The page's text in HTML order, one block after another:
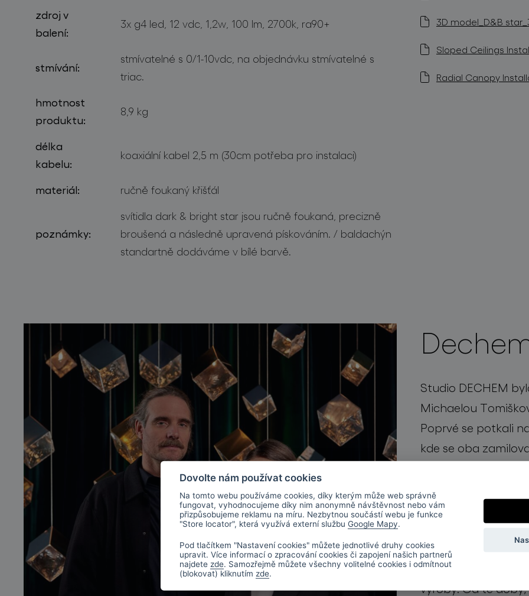
zdroj v
balení:
3x g4 led, 12 vdc, 1,2w, 100 lm, 2700k, ra90+
stmívání:
stmívatelné s 0/1-10vdc, na objednávku stmívatelné s
triac.
hmotnost
produktu:
8,9 kg
délka
kabelu:
koaxiální kabel 2,5 m (30cm potřeba pro instalaci)
materiál: ručně foukaný křišťál
poznámky:
svítidla dark & bright star jsou ručně foukaná, precizně
broušená a následně upravená pískováním. / baldachýn
standartně dodáváme v bílé barvě.
3D model_D&B
Sloped Ceilings
Radial Canopy
Studio DECHEM
Michaelou
Poprvé se potkali
kde se oba
umělého
Michaela
designu na VŠUP
několik
pokračoval ve
oboru osvětlení,
výroby. Od té doby,
Dovolte nám používat cookies
Na tomto webu používáme cookies, díky kterým může web správně
fungovat, vyhodnocujeme díky nim anonymně návštěvnost nebo vám
přizpůsobujeme reklamu na míru. Nezbytnou součástí webu je funkce
"Store locator", která využívá externí službu Google Mapy.
Pod tlačítkem "Nastavení cookies" můžete jednotlivé druhy cookies
upravit. Více informací o zpracování cookies či zapojení našich partnerů
najdete zde. Samozřejmě můžete všechny volitelné cookies i odmítnout
(blokovat) kliknutím zde.